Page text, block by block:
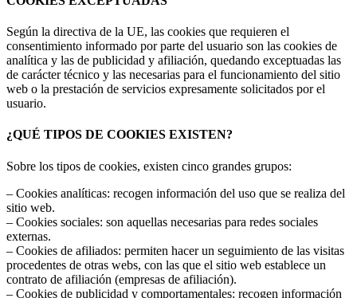
Según la directiva de la UE, las cookies que requieren el
consentimiento informado por parte del usuario son las cookies de
analítica y las de publicidad y afiliación, quedando exceptuadas las
de carácter técnico y las necesarias para el funcionamiento del sitio
web o la prestación de servicios expresamente solicitados por el
usuario.
¿QUÉ TIPOS DE COOKIES EXISTEN?
Sobre los tipos de cookies, existen cinco grandes grupos:
– Cookies analíticas: recogen información del uso que se realiza del
sitio web.
– Cookies sociales: son aquellas necesarias para redes sociales
externas.
– Cookies de afiliados: permiten hacer un seguimiento de las visitas
procedentes de otras webs, con las que el sitio web establece un
contrato de afiliación (empresas de afiliación).
– Cookies de publicidad y comportamentales: recogen información